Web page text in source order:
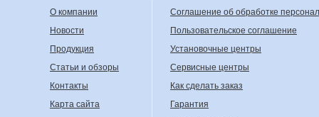
О компании
Новости
Продукция
Статьи и обзоры
Контакты
Карта сайта
Соглашение об обработке
Пользовательское соглашение
Установочные центры
Сервисные центры
Как сделать заказ
Гарантия